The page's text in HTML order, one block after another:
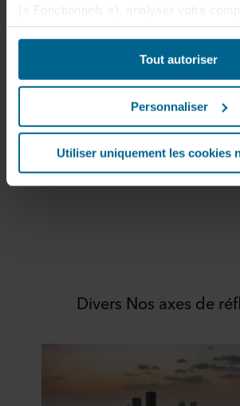
optimiser les sites web (« Statistiques
contenu et nos publicités sur les
sites web externes en fonction de votre
sur nos sites web (« Marketing »). Les
à nos partenaires de réseaux sociaux,
d’analyse. Nos partenaires
combiner ces données avec d’autres
leur auraient été fournies par le passé
collectées par le biais de votre
Ci-dessous, vous trouverez plus
collectées, l’origine de chaque cookie
vers la politique de confidentialité de
est déposé sur votre terminal. C’est à
Tout autoriser
Personnaliser
Utiliser uniquement les cookies
l'environnement
Les bâtiments disposent pourtant
potentiel encore inexploité : ils
enjeux impératifs du
Lire plus
Divers Nos axes de